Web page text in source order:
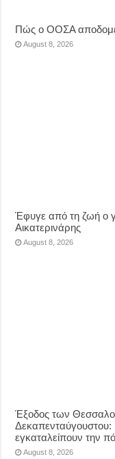
Πώς ο ΟΟΣΑ
August 8, 2026
Έφυγε από τη ζωή ο
Αικατερινάρης
August 8, 2026
Έξοδος των
Δεκαπενταύγουστου:
εγκαταλείπουν την
August 8, 2026